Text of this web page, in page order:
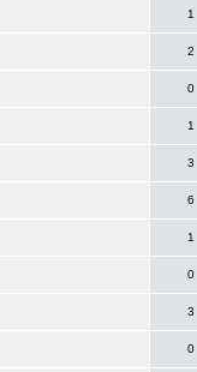
1
2
0
1
3
6
1
0
3
0